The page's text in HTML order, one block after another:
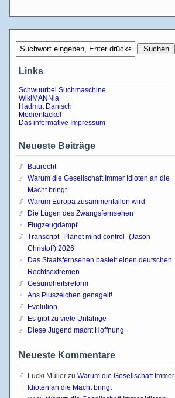
Links
Schwuurbel Suchmaschine
WikiMANNia
Hadmut Danisch
Medienfackel
Das informative Impressum
Neueste Beiträge
Baurecht
Warum die Gesellschaft Immer Idioten an die
Macht bringt
Warum Europa zusammenfallen wird
Die Lügen des Zwangsfernsehen
Flugzeugdampf
Transcript -Planet mind control- (Jason
Christoff) 2026
Das Staatsfernsehen bastelt einen deutschen
Rechtsextremen
Gesundheitsreform
Ans Pluszeichen genagelt!
Evolution
Es gibt zu viele Unfähige
Diese Jugend macht Hoffnung
Neueste Kommentare
Lucki Müller zu Warum die Gesellschaft Immer
Idioten an die Macht bringt